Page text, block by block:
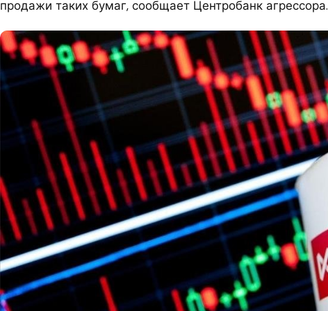
продажи таких бумаг, сообщает Центробанк агрессора.